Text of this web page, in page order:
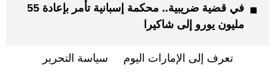
في قضية ضريبية.. محكمة إسبانية تأمر بإعادة 55
مليون يورو إلى شاكيرا
تعرف إلى الإمارات اليوم سياسة التحرير